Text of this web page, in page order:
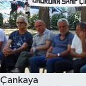
Çankaya